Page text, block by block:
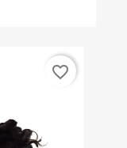
favorite_border